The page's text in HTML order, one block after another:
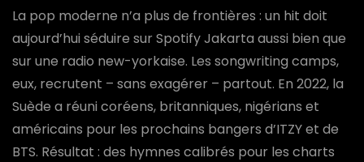
La pop moderne n’a plus de frontières : un hit doit
aujourd’hui séduire sur Spotify Jakarta aussi bien que
sur une radio new-yorkaise. Les songwriting camps,
eux, recrutent – sans exagérer – partout. En 2022, la
Suède a réuni coréens, britanniques, nigérians et
américains pour les prochains bangers d’ITZY et de
BTS. Résultat : des hymnes calibrés pour les charts